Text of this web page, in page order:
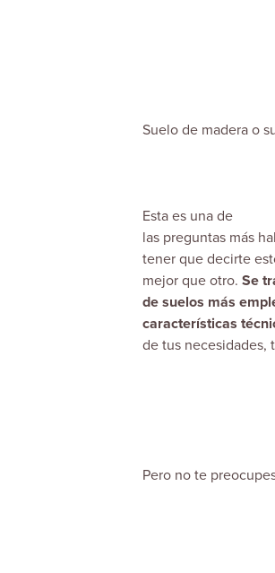
Suelo de madera o
Esta es una de
las preguntas más
tener que decirte
mejor que otro. Se
de suelos más
características
de tus necesidades,
Pero no te